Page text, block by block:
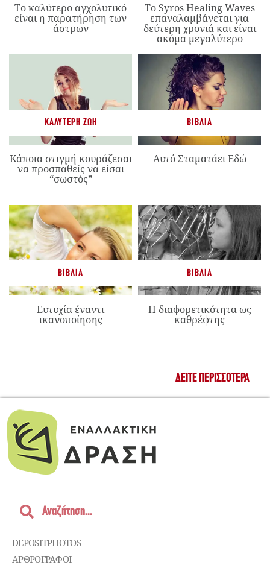
Το καλύτερο αγχολυτικό
είναι η παρατήρηση των
άστρων
Το Syros Healing Waves
επαναλαμβάνεται για
δεύτερη χρονιά και είναι
ακόμα μεγαλύτερο
ΚΑΛΎΤΕΡΗ ΖΩΉ
Κάποια στιγμή κουράζεσαι
να προσπαθείς να είσαι
“σωστός”
ΒΙΒΛΊΑ
Αυτό Σταματάει Εδώ
ΒΙΒΛΊΑ
Ευτυχία έναντι
ικανοποίησης
ΒΙΒΛΊΑ
Η διαφορετικότητα ως
καθρέφτης
ΔΕΊΤΕ ΠΕΡΙΣΣΌΤΕΡΑ
DEPOSITPHOTOS
ΑΡΘΡΟΓΡΑΦΟΙ